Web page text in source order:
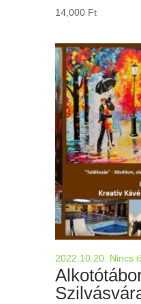
14,000 Ft
2022.10.20. Nincs